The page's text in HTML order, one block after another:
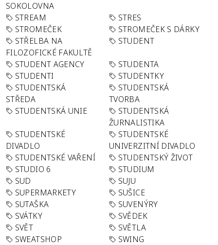
SOKOLOVNA
STREAM
STRES
STROMEČEK
STROMEČEK S DÁRKY
STŘELBA NA
FILOZOFICKÉ FAKULTĚ
STUDENT
STUDENT AGENCY
STUDENTA
STUDENTI
STUDENTKY
STUDENTSKÁ
STŘEDA
STUDENTSKÁ
TVORBA
STUDENTSKÁ UNIE
STUDENTSKÁ
ŽURNALISTIKA
STUDENTSKÉ
DIVADLO
STUDENTSKÉ
UNIVERZITNÍ DIVADLO
STUDENTSKÉ VAŘENÍ
STUDENTSKÝ ŽIVOT
STUDIO 6
STUDIUM
SUD
SUJU
SUPERMARKETY
SUŠICE
SUTAŠKA
SUVENÝRY
SVÁTKY
SVĚDEK
SVĚT
SVĚTLA
SWEATSHOP
SWING